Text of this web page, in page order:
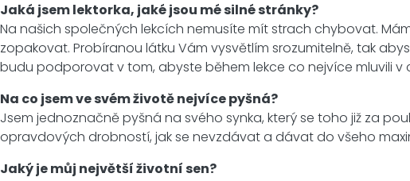
Jaká jsem lektorka, jaké jsou mé silné stránky?
Na našich společných lekcích nemusíte mít strach chybovat.
zopakovat. Probíranou látku Vám vysvětlím srozumitelně, tak
budu podporovat v tom, abyste během lekce co nejvíce mluvili
Na co jsem ve svém životě nejvíce pyšná?
Jsem jednoznačně pyšná na svého synka, který se toho již za
opravdových drobností, jak se nevzdávat a dávat do všeho
Jaký je můj největší životní sen?